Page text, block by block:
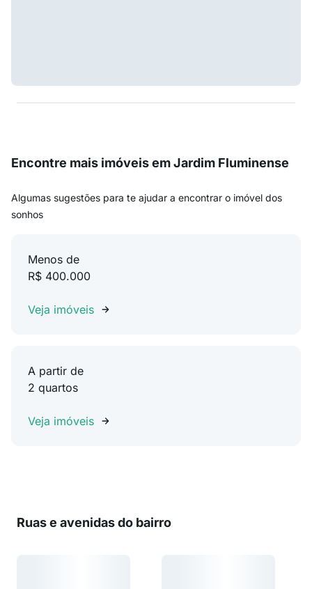
Encontre mais imóveis em Jardim Fluminense
Algumas sugestões para te ajudar a encontrar o imóvel dos
sonhos
Menos de
R$ 400.000
Veja imóveis
A partir de
2 quartos
Veja imóveis
Ruas e avenidas do bairro